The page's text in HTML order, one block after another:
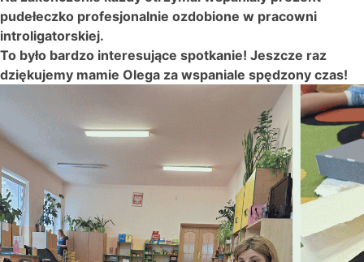
pudełeczko profesjonalnie ozdobione w pracowni
introligatorskiej.
To było bardzo interesujące spotkanie! Jeszcze raz
dziękujemy mamie Olega za wspaniale spędzony czas!